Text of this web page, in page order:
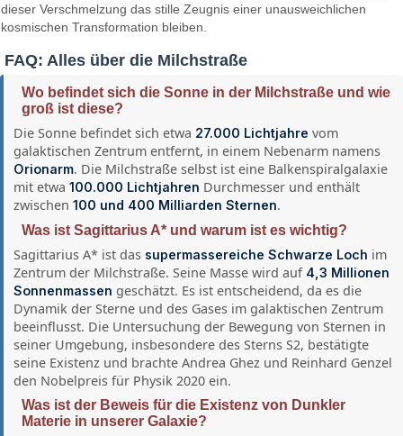
dieser Verschmelzung das stille Zeugnis einer unausweichlichen
kosmischen Transformation bleiben.
FAQ: Alles über die Milchstraße
Wo befindet sich die Sonne in der Milchstraße und wie
groß ist diese?
Die Sonne befindet sich etwa 27.000 Lichtjahre vom
galaktischen Zentrum entfernt, in einem Nebenarm namens
Orionarm. Die Milchstraße selbst ist eine Balkenspiralgalaxie
mit etwa100.000 Lichtjahren Durchmesser und enthält
zwischen100 und 400 Milliarden Sternen.
Was ist Sagittarius A* und warum ist es wichtig?
Sagittarius A* ist das supermassereiche Schwarze Loch im
Zentrum der Milchstraße. Seine Masse wird auf 4,3 Millionen
Sonnenmassen geschätzt. Es ist entscheidend, da es die
Dynamik der Sterne und des Gases im galaktischen Zentrum
beeinflusst. Die Untersuchung der Bewegung von Sternen in
seiner Umgebung, insbesondere des Sterns S2, bestätigte
seine Existenz und brachte Andrea Ghez und Reinhard Genzel
den Nobelpreis für Physik 2020 ein.
Was ist der Beweis für die Existenz von Dunkler
Materie in unserer Galaxie?